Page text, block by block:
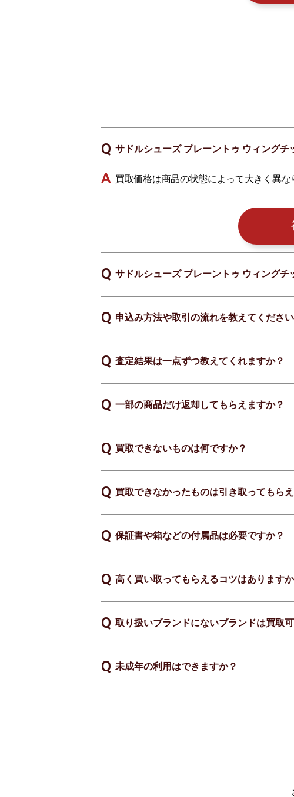
サドルシューズ プレーントゥ ウィング
買取価格は商品の状態によって大きく異
サドルシューズ プレーントゥ ウィング
申込み方法や取引の流れを教えてください
査定結果は一点ずつ教えてくれますか？
一部の商品だけ返却してもらえますか？
買取できないものは何ですか？
買取できなかったものは引き取ってもら
保証書や箱などの付属品は必要ですか？
高く買い取ってもらえるコツはありますか
取り扱いブランドにないブランドは買取
未成年の利用はできますか？